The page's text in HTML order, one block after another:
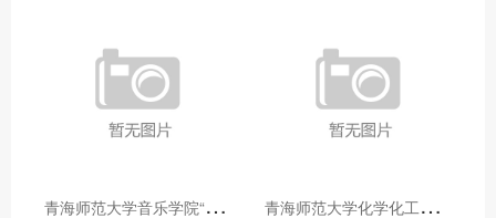
青
海师范大学音乐学院“青舞华章”本科舞蹈专业中期汇报圆满落幕 青
海师范大学化学化工学院开展铸牢中华民族共同体意识大讲堂活动